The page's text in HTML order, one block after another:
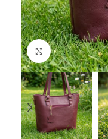
Click to enlarge